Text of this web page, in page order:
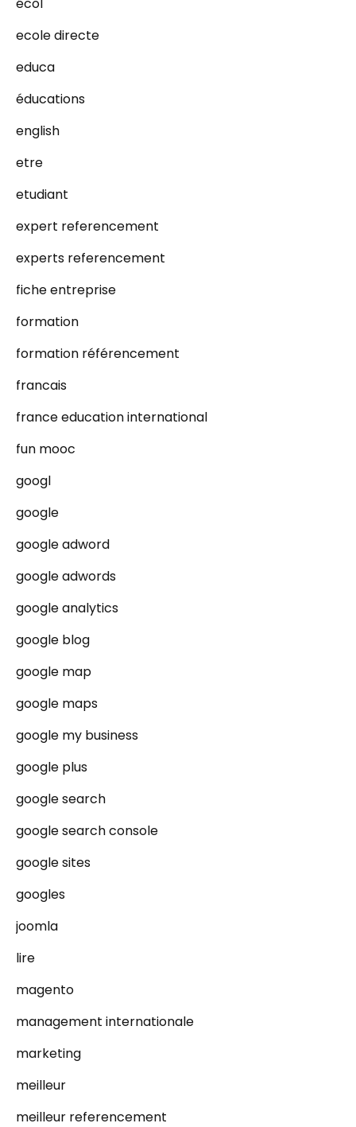
ecole directe
educa
éducations
english
etre
etudiant
expert referencement
experts referencement
fiche entreprise
formation
formation référencement
francais
france education international
fun mooc
googl
google
google adword
google adwords
google analytics
google blog
google map
google maps
google my business
google plus
google search
google search console
google sites
googles
joomla
lire
magento
management internationale
marketing
meilleur
meilleur referencement